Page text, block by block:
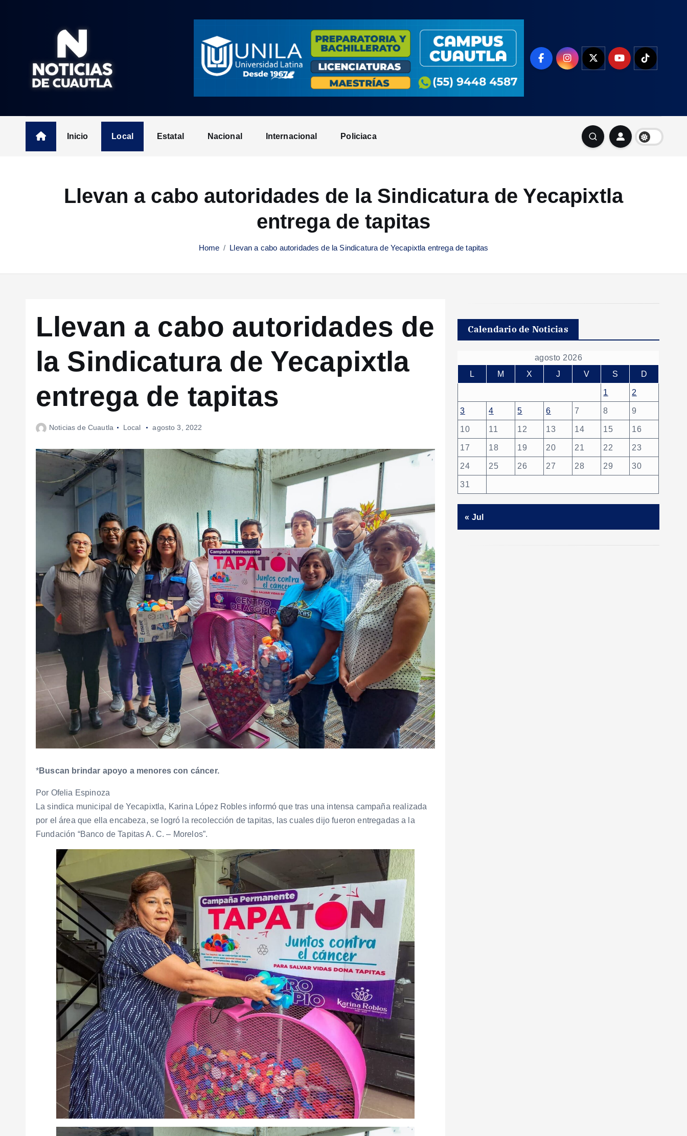
n
Inicio Local Estatal Nacional Internacional Policiaca
Llevan a cabo autoridades de la Sindicatura de Yecapixtla
entrega de tapitas
Home Llevan a cabo autoridades de la Sindicatura de Yecapixtla entrega de tapitas
Llevan a cabo autoridades de
la Sindicatura de Yecapixtla
entrega de tapitas
Noticias de Cuautla Local agosto 3, 2022
*Buscan brindar apoyo a menores con cáncer.
Por Ofelia Espinoza
La sindica municipal de Yecapixtla, Karina López Robles informó que tras una intensa campaña realizada
por el área que ella encabeza, se logró la recolección de tapitas, las cuales dijo fueron entregadas a la
Fundación “Banco de Tapitas A. C. – Morelos”.
Calendario de Noticias
agosto 2026
L
M X J V S D
1 2
3 4 5 6 7 8 9
10 11 12 13 14 15 16
17 18 19 20 21 22 23
24 25 26 27 28 29 30
31
« Jul